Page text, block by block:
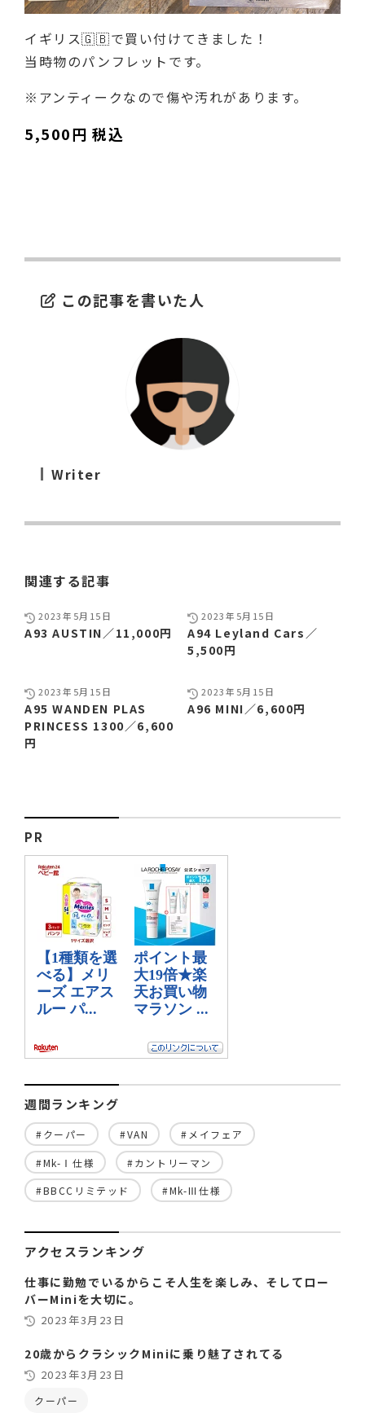
イギリス🇬🇧で買い付けてきました！
当時物のパンフレットです。
※アンティークなので傷や汚れがあります。
5,500円 税込
この記事を書いた人
Writer
関連する記事
2023年5月15日
A93 AUSTIN／11,000円
2023年5月15日
A94 Leyland Cars／
5,500円
2023年5月15日
A95 WANDEN PLAS
PRINCESS 1300／6,600
円
2023年5月15日
A96 MINI／6,600円
PR
週間ランキング
#クーパー #VAN #メイフェア
#Mk-Ⅰ仕様 #カントリーマン
#BBCCリミテッド #Mk-Ⅲ仕様
アクセスランキング
仕事に勤勉でいるからこそ人生を楽しみ、そしてロー
バーMiniを大切に。
2023年3月23日
20歳からクラシックMiniに乗り魅了されてる
2023年3月23日
クーパー